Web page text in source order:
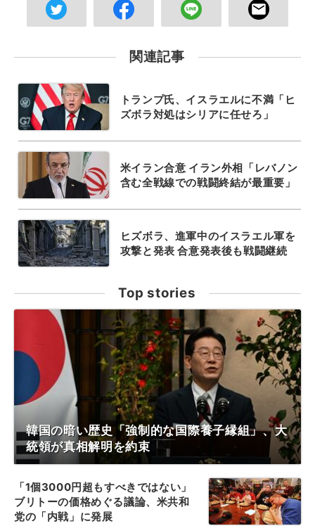
関連記事
トランプ氏、イスラエルに不満「ヒ
ズボラ対処はシリアに任せろ」
米イラン合意 イラン外相「レバノン
含む全戦線での戦闘終結が最重要」
ヒズボラ、進軍中のイスラエル軍を
攻撃と発表 合意発表後も戦闘継続
Top stories
韓国の暗い歴史「強制的な国際養子縁組」、大
統領が真相解明を約束
「1個3000円超もすべきではない」
ブリトーの価格めぐる議論、米共和
党の「内戦」に発展